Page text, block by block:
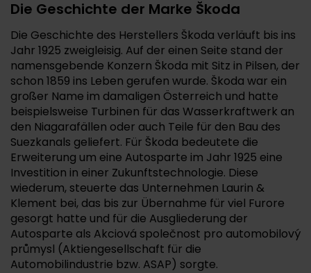
Die Geschichte der Marke Škoda
Die Geschichte des Herstellers Škoda verläuft bis ins
Jahr 1925 zweigleisig. Auf der einen Seite stand der
namensgebende Konzern Škoda mit Sitz in Pilsen, der
schon 1859 ins Leben gerufen wurde. Škoda war ein
großer Name im damaligen Österreich und hatte
beispielsweise Turbinen für das Wasserkraftwerk an
den Niagarafällen oder auch Teile für den Bau des
Suezkanals geliefert. Für Škoda bedeutete die
Erweiterung um eine Autosparte im Jahr 1925 eine
Investition in einer Zukunftstechnologie. Diese
wiederum, steuerte das Unternehmen Laurin &
Klement bei, das bis zur Übernahme für viel Furore
gesorgt hatte und für die Ausgliederung der
Autosparte als Akciová společnost pro automobilový
průmysl (Aktiengesellschaft für die
Automobilindustrie bzw. ASAP) sorgte.